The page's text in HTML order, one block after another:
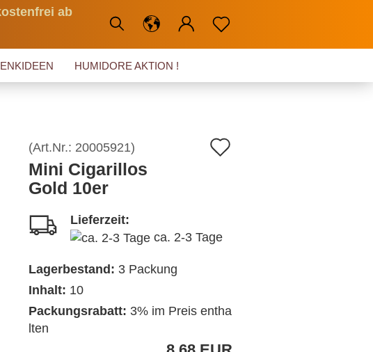
ab
HUMIDORE AKTION !
(Art.Nr.: 20005921)
Mini Cigarillos
Gold 10er
Lieferzeit:
ca. 2-3 Tage
Lagerbestand: 3 Packung
Inhalt: 10
Packungsrabatt: 3% im Preis entha
lten